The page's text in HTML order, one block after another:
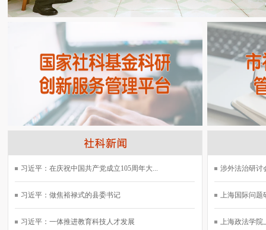
习近平：在庆祝中国共产党成立105周年大...
习近平：做焦裕禄式的县委书记
习近平：一体推进教育科技人才发展
涉外法治研讨
上海国际问题
上海政法学院